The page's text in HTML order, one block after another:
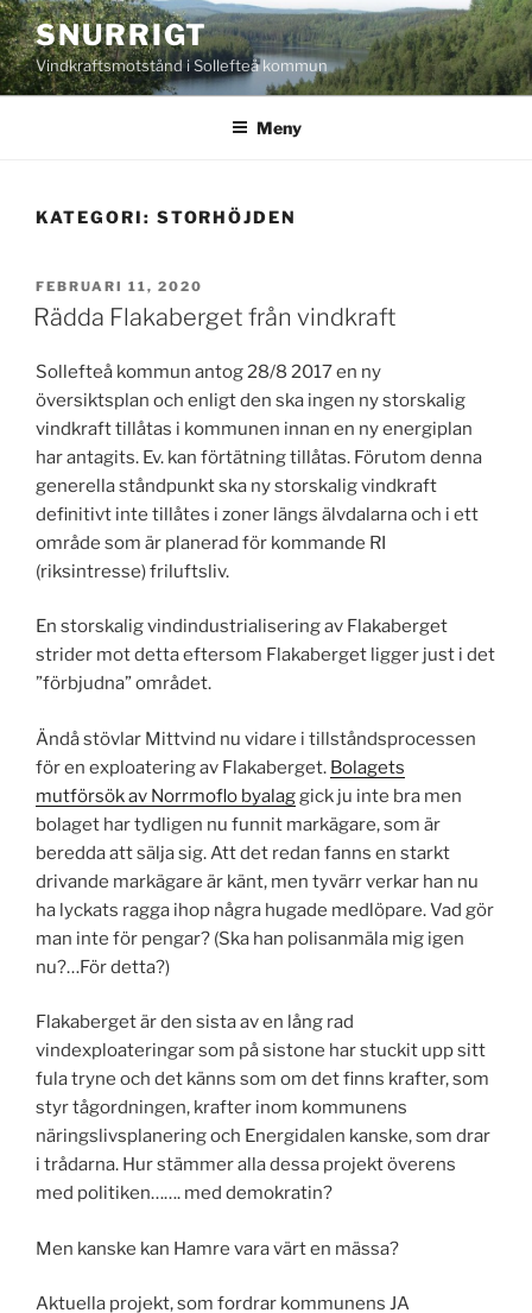
Hoppa
till
innehåll
SNURRIGT
Vindkraftsmotstånd i Sollefteå kommun
Meny
KATEGORI: STORHÖJDEN
PUBLICERAT
FEBRUARI 11, 2020
Rädda Flakaberget från vindkraft
Sollefteå kommun antog 28/8 2017 en ny
översiktsplan och enligt den ska ingen ny storskalig
vindkraft tillåtas i kommunen innan en ny energiplan
har antagits. Ev. kan förtätning tillåtas. Förutom denna
generella ståndpunkt ska ny storskalig vindkraft
definitivt inte tillåtes i zoner längs älvdalarna och i ett
område som är planerad för kommande RI
(riksintresse) friluftsliv.
En storskalig vindindustrialisering av Flakaberget
strider mot detta eftersom Flakaberget ligger just i det
”förbjudna” området.
Ändå stövlar Mittvind nu vidare i tillståndsprocessen
för en exploatering av Flakaberget. Bolagets
mutförsök av Norrmoflo byalaggick ju inte bra men
bolaget har tydligen nu funnit markägare, som är
beredda att sälja sig. Att det redan fanns en starkt
drivande markägare är känt, men tyvärr verkar han nu
ha lyckats ragga ihop några hugade medlöpare. Vad gör
man inte för pengar? (Ska han polisanmäla mig igen
nu?…För detta?)
Flakaberget är den sista av en lång rad
vindexploateringar som på sistone har stuckit upp sitt
fula tryne och det känns som om det finns krafter, som
styr tågordningen, krafter inom kommunens
näringslivsplanering och Energidalen kanske, som drar
i trådarna. Hur stämmer alla dessa projekt överens
med politiken……. med demokratin?
Men kanske kan Hamre vara värt en mässa?
Aktuella projekt, som fordrar kommunens JA